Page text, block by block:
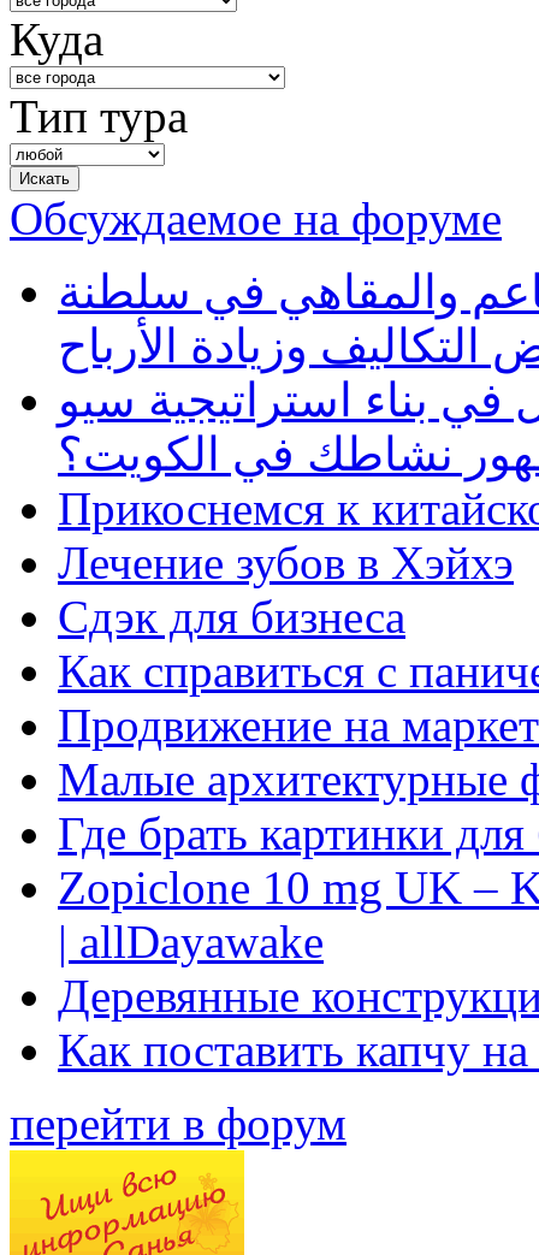
Куда
Тип тура
Обсуждаемое на форуме
والمقاهي في سلطنة
وزيادة الأرباح
بناء استراتيجية سيو
نشاطك في الكويت؟
Прикоснемся к
Лечение зубов в Хэйхэ
Сдэк для бизнеса
Как справиться с
Продвижение на
Малые архитектурные
Где брать картинки
Zopiclone 10 mg UK –
| allDayawake
Деревянные
Как поставить капчу
перейти в форум